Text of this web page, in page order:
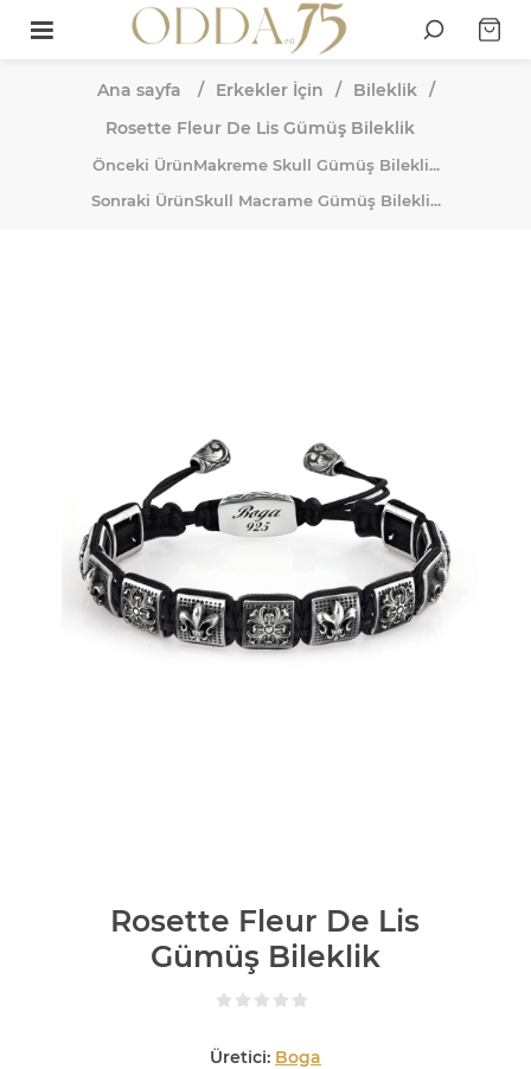
Ana sayfa / Erkekler İçin / Bileklik /
Rosette Fleur De Lis Gümüş Bileklik
Önceki ÜrünMakreme Skull Gümüş Bilekli...
Sonraki ÜrünSkull Macrame Gümüş Bilekli...
Rosette Fleur De Lis
Gümüş Bileklik
Üretici: Boga